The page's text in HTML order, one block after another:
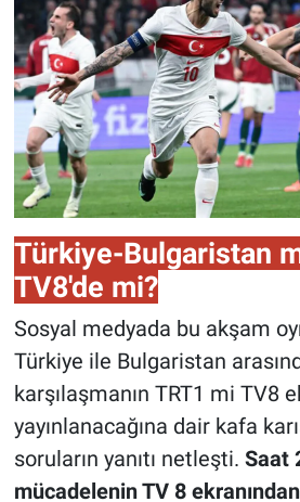
Türkiye-Bulgaristan
TV8'de mi?
Sosyal medyada bu akşam
Türkiye ile Bulgaristan
karşılaşmanın TRT1 mi TV8
yayınlanacağına dair kafa
soruların yanıtı netleşti. Saat
mücadelenin TV 8